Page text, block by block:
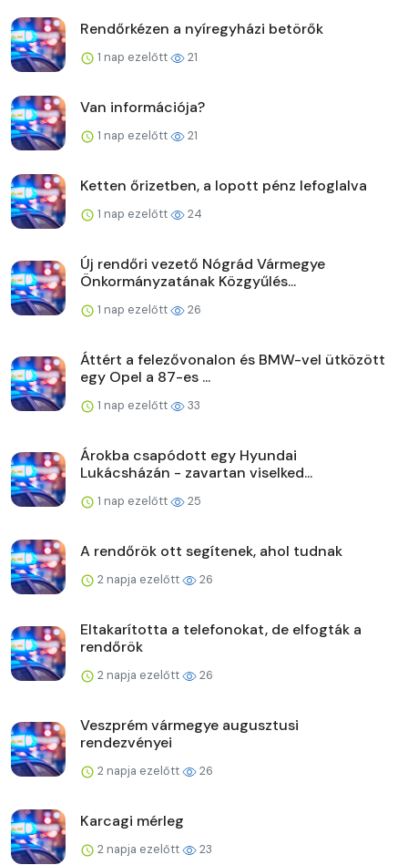
Rendőrkézen a nyíregyházi betörők
1 nap ezelőtt 21
Van információja?
1 nap ezelőtt 21
Ketten őrizetben, a lopott pénz lefoglalva
1 nap ezelőtt 24
Új rendőri vezető Nógrád Vármegye
Önkormányzatának Közgyűlés...
1 nap ezelőtt 26
Áttért a felezővonalon és BMW-vel ütközött
egy Opel a 87-es ...
1 nap ezelőtt 33
Árokba csapódott egy Hyundai
Lukácsházán - zavartan viselked...
1 nap ezelőtt 25
A rendőrök ott segítenek, ahol tudnak
2 napja ezelőtt 26
Eltakarította a telefonokat, de elfogták a
rendőrök
2 napja ezelőtt 26
Veszprém vármegye augusztusi
rendezvényei
2 napja ezelőtt 26
Karcagi mérleg
2 napja ezelőtt 23